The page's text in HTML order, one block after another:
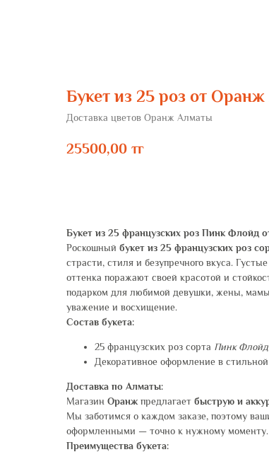
Букет из 25 роз от
Доставка цветов Оранж Алматы
25500,00 тг
Букет из 25 французских роз Пинк Флойд
Роскошный букет из 25 французских роз
страсти, стиля и безупречного вкуса.
оттенка поражают своей красотой и
подарком для любимой девушки, жены,
уважение и восхищение.
Состав букета:
25 французских роз сорта Пинк Флойд
Декоративное оформление в стильной
Доставка по Алматы:
Магазин Оранж предлагает быструю и
Мы заботимся о каждом заказе, поэтому
оформленными — точно к нужному моменту.
Преимущества букета: